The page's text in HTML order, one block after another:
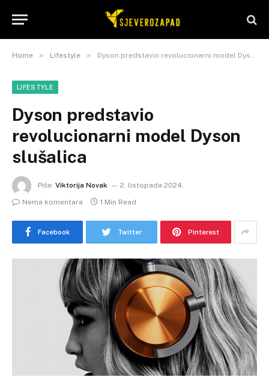
Home » Lifestyle » Dyson predstavio revolucionarni model Dyson slušalica
LIFESTYLE
Dyson predstavio
revolucionarni model Dyson
slušalica
Piše: Viktorija Novak
2. listopada 2024.
Nema komentara
1 Min Read
Facebook Twitter Pinterest